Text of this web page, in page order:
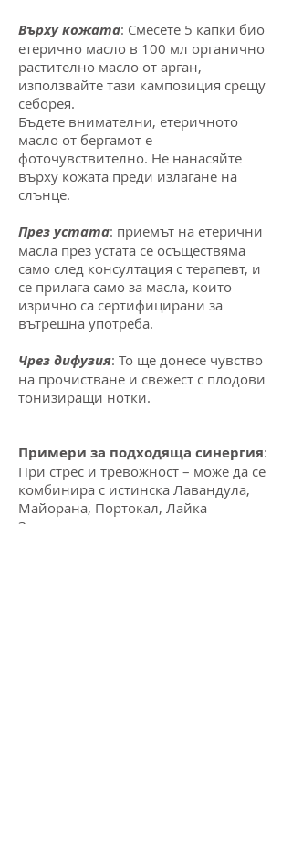
Върху кожата: Смесете 5 капки био
етерично масло в 100 мл органично
растително масло от арган,
използвайте тази кампозиция срещу
себорея.
Бъдете внимателни, етеричното
масло от бергамот е
фоточувствително. Не нанасяйте
върху кожата преди излагане на
слънце.
През устата: приемът на етерични
масла през устата се осъществяма
само след консултация с терапевт, и
се прилага само за масла, които
изрично са сертифицирани за
вътрешна употреба.
Чрез дифузия: То ще донесе чувство
на прочистване и свежест с плодови
тонизиращи нотки.
Примери за подходяща синергия:
При стрес и тревожност – може да се
комбинира с истинска Лавандула,
Майорана, Портокал, Лайка
За тонизиране на организма – може